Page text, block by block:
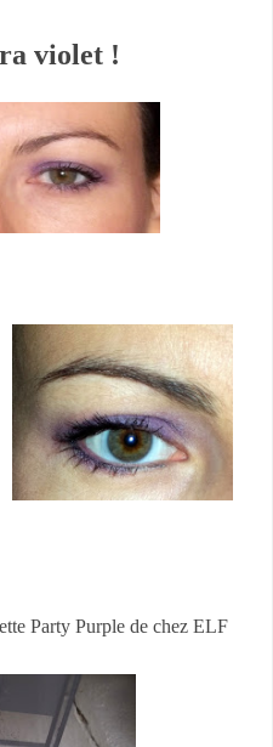
violet !
Party Purple de chez ELF